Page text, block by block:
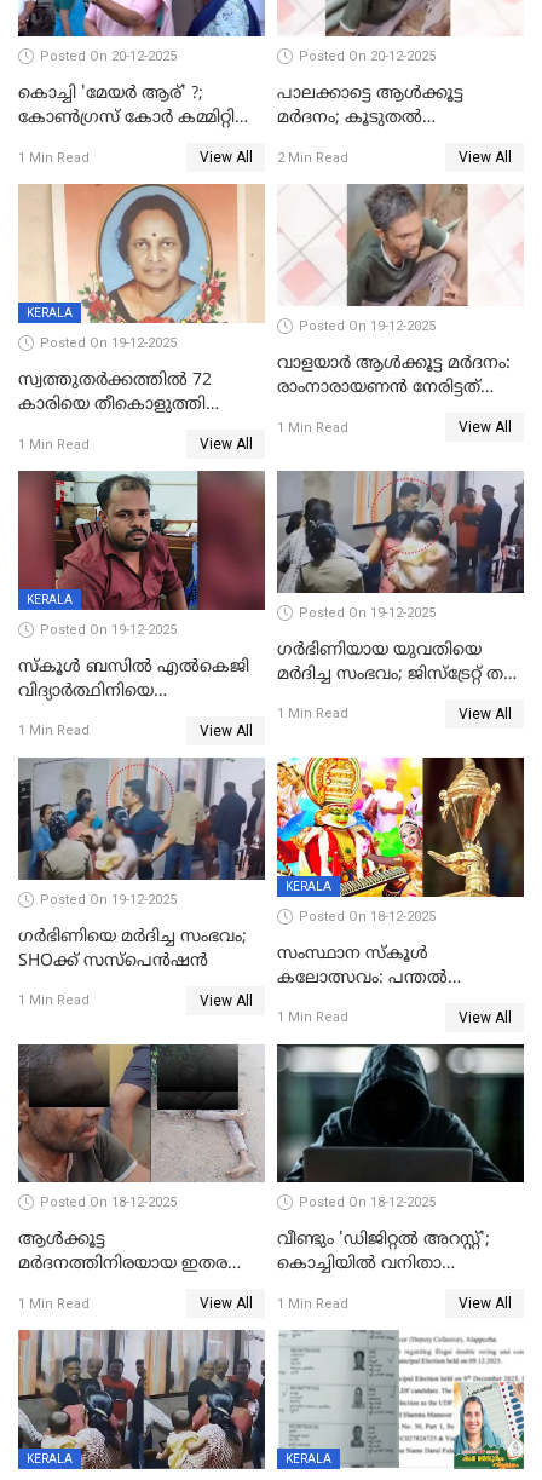
Posted On 20-12-2025
കൊച്ചി 'മേയർ ആര്' ?;
കോണ്‍ഗ്രസ് കോര്‍ കമ്മിറ്റി
1 Min Read View All
Posted On 20-12-2025
പാലക്കാട്ടെ ആള്‍ക്കൂട്ട
മര്‍ദനം; കൂടുതല്‍
അംഗ സംഘമെന്ന് വിവരം
2 Min Read View All
KERALA
Posted On 19-12-2025
സ്വത്തുതര്‍ക്കത്തില്‍ 72
കാരിയെ തീകൊളുത്തി
ക്രൂരകൊലപാതകത്തില്‍
സഹോദരിപുത്രന് ജീവപര്യന്തം
1 Min Read View All
Posted On 19-12-2025
വാളയാർ ആൾക്കൂട്ട മർദനം:
രാംനാരായണൻ നേരിട്ടത്
നാൽപ്പതിലേറെ
റിപ്പോർട്ട്
1 Min Read View All
KERALA
Posted On 19-12-2025
സ്കൂൾ ബസിൽ എൽകെജി
വിദ്യാര്‍ത്ഥിനിയെ
ക്ലീനര്‍ പിടിയിൽ
1 Min Read View All
Posted On 19-12-2025
ഗര്‍ഭിണിയായ യുവതിയെ
മര്‍ദിച്ച സംഭവം; ജിസ്‌ട്രേറ്റ് തല
യുവതി
1 Min Read View All
Posted On 19-12-2025
ഗര്‍ഭിണിയെ മർദിച്ച സംഭവം;
SHOക്ക് സസ്പെൻഷൻ
1 Min Read View All
KERALA
Posted On 18-12-2025
സംസ്ഥാന സ്കൂൾ
കലോത്സവം: പന്തൽ
1 Min Read View All
Posted On 18-12-2025
ആൾക്കൂട്ട
മർദനത്തിനിരയായ ഇതര
നടുക്കുന്ന സംഭവം
വാളയാറിൽ
1 Min Read View All
Posted On 18-12-2025
വീണ്ടും 'ഡിജിറ്റല്‍ അറസ്റ്റ്';
കൊച്ചിയില്‍ വനിതാ
കോടി രൂപ
1 Min Read View All
KERALA KERALA